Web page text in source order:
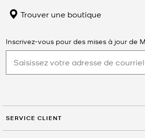
Trouver une boutique
Inscrivez-vous pour des mises à jour de
SERVICE CLIENT